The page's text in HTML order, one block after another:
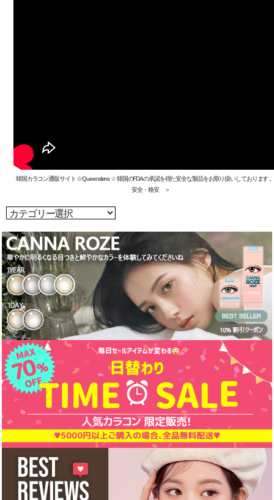
韓国カラコン通販サイト ☆Queenslens ☆ 韓国のFDAの承認を得た安全な製品をお取り扱いしております
安全・格安 ＞